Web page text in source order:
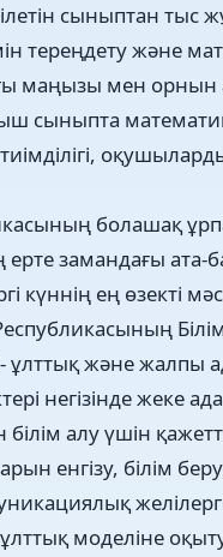
сыныптан
тереңдету және
маңызы мен орнын
сыныпта
болашақ
замандағы ата-
күннің ең өзекті
ұлттық және жалпы
негізінде жеке
алу үшін
енгізу, білім
моделіне